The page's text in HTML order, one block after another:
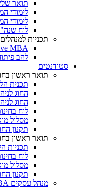
תואר
לימודי
לימודי
לוח
תכניות למנהלים
MBA
להב
סטודנטים
תואר ראשון
תכנית
החוג
החוג
לוח
מסלול
תקנון
תואר ראשון
תכניות
לוח
מסלול
תקנון
מנהל עסקים MBA ומדעי הניהול Ms.c